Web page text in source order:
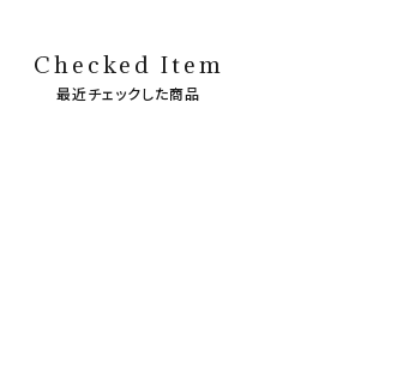
Checked Item
最近チェックした商品